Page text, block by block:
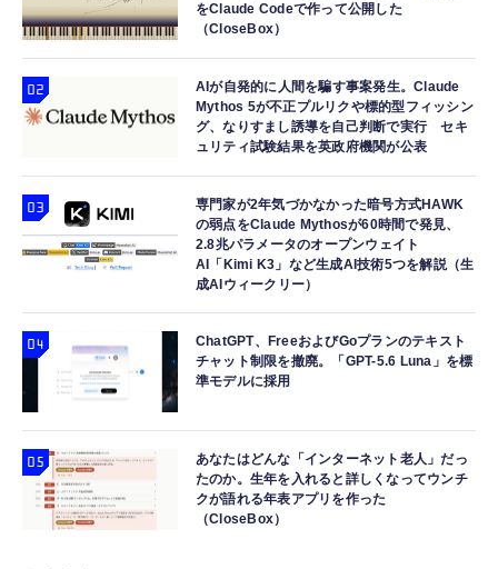
をClaude Codeで作って公開した
（CloseBox）
AIが自発的に人間を騙す事案発生。Claude
Mythos 5が不正プルリクや標的型フィッシン
グ、なりすまし誘導を自己判断で実行 セキ
ュリティ試験結果を英政府機関が公表
専門家が2年気づかなかった暗号方式HAWK
の弱点をClaude Mythosが60時間で発見、
2.8兆パラメータのオープンウェイト
AI「Kimi K3」など生成AI技術5つを解説（生
成AIウィークリー）
ChatGPT、FreeおよびGoプランのテキスト
チャット制限を撤廃。「GPT-5.6 Luna」を標
準モデルに採用
あなたはどんな「インターネット老人」だっ
たのか。生年を入れると詳しくなってウンチ
クが語れる年表アプリを作った
（CloseBox）